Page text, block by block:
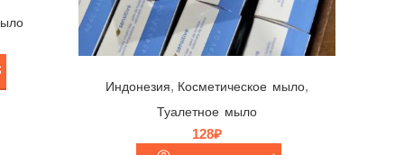
Индонезия, Косметическое мыло,
Туалетное мыло
128₽